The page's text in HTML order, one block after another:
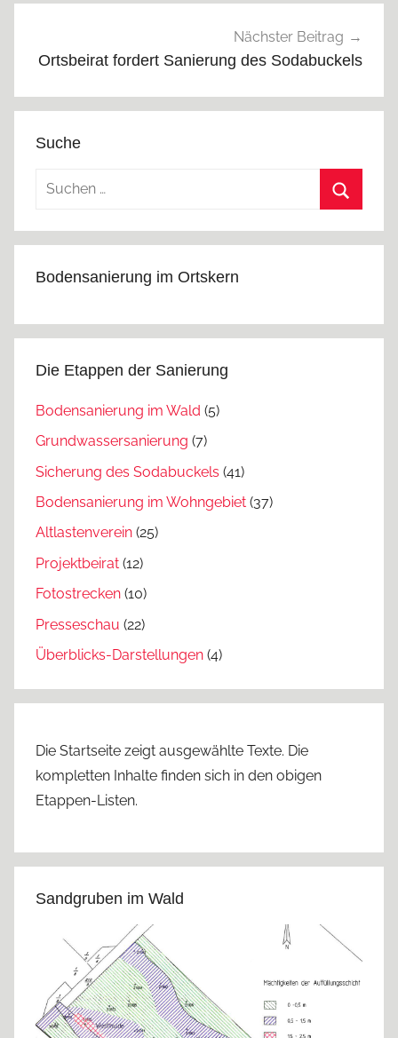
Nächster Beitrag
Ortsbeirat fordert Sanierung des Sodabuckels
Suche
Suchen
Bodensanierung im Ortskern
Die Etappen der Sanierung
Bodensanierung im Wald (5)
Grundwassersanierung (7)
Sicherung des Sodabuckels (41)
Bodensanierung im Wohngebiet (37)
Altlastenverein (25)
Projektbeirat (12)
Fotostrecken (10)
Presseschau (22)
Überblicks-Darstellungen (4)
Die Startseite zeigt ausgewählte Texte. Die
kompletten Inhalte finden sich in den obigen
Etappen-Listen.
Sandgruben im Wald